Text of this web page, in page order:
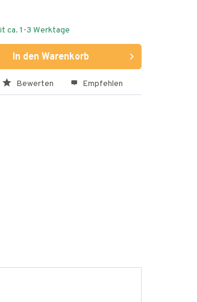
ca. 1-3 Werktage
In den Warenkorb
Bewerten Empfehlen